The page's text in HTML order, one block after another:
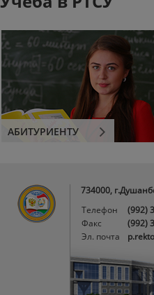
АБИТУРИЕНТУ
734000,
Телефон
(992)
Факс
(992)
Эл. почта